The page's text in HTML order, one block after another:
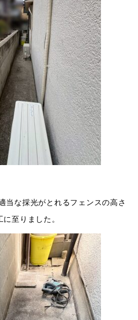
当な採光がとれるフェンスの高さ
至りました。